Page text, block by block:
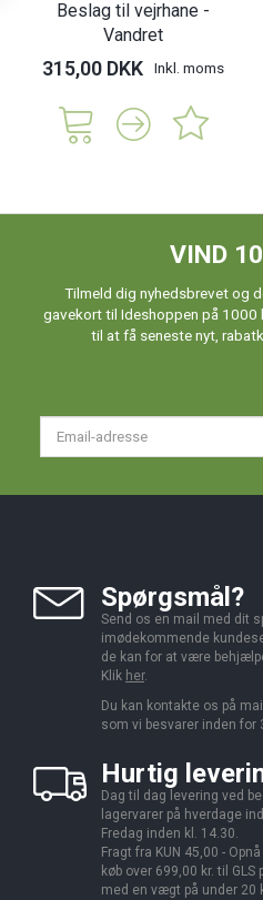
Beslag til vejrhane -
Vandret
315,00 DKK Inkl. moms
VIND
Tilmeld dig nyhedsbrevet og
gavekort til Ideshoppen på 1000
til at få seneste nyt,
Spørgsmål?
Send os en mail med dit
imødekommende
de kan for at være
Klik her.
Du kan kontakte os på
som vi besvarer inden for
Hurtig
Dag til dag levering ved
lagervarer på hverdage
Fredag inden kl. 14.30.
Fragt fra KUN 45,00 -
køb over 699,00 kr. til GLS
med en vægt på under 20